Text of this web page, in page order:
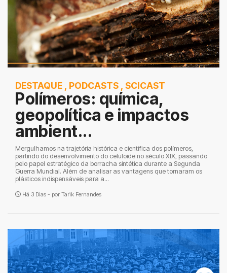
DESTAQUE , PODCASTS , SCICAST
Polímeros: química,
geopolítica e impactos
ambient...
Mergulhamos na trajetória histórica e científica dos polímeros,
partindo do desenvolvimento do celuloide no século XIX, passando
pelo papel estratégico da borracha sintética durante a Segunda
Guerra Mundial. Além de analisar as vantagens que tornaram os
plásticos indispensáveis para a...
Há 3 Dias - por Tarik Fernandes